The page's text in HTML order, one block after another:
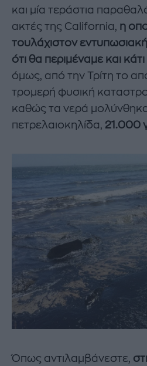
και μία τεράστια
ακτές της California, η
τουλάχιστον εντυπωσιακή
ότι θα περιμέναμε και
όμως, από την Τρίτη το
τρομερή φυσική
καθώς τα νερά
πετρελαιοκηλίδα, 21.000
Όπως αντιλαμβάνεστε,